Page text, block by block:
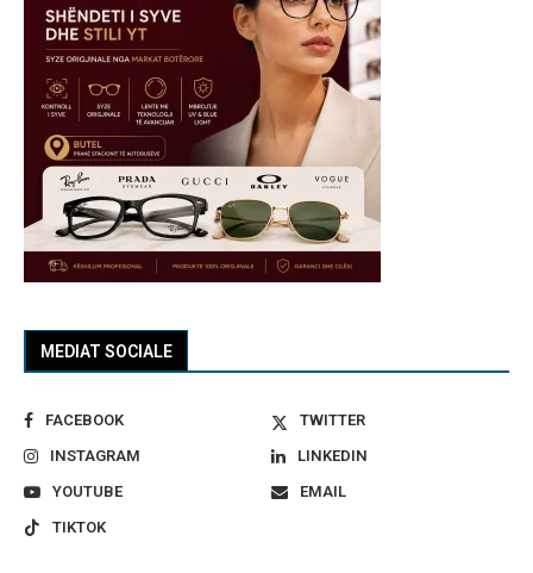
MEDIAT SOCIALE
FACEBOOK
TWITTER
INSTAGRAM
LINKEDIN
YOUTUBE
EMAIL
TIKTOK